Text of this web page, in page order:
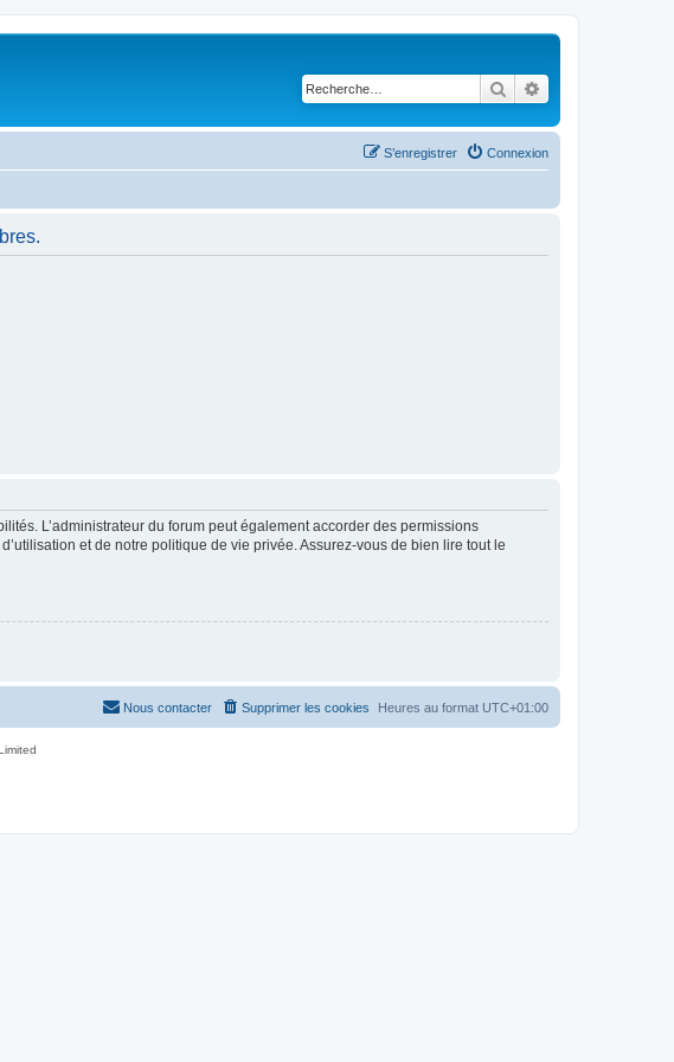
Rechercher
Connexion
S’enregistrer
L’administrateur du forum peut également accorder des permissions
et de notre politique de vie privée. Assurez-vous de bien lire tout le
Heures au format UTC+01:00
Supprimer les cookies
Nous contacter